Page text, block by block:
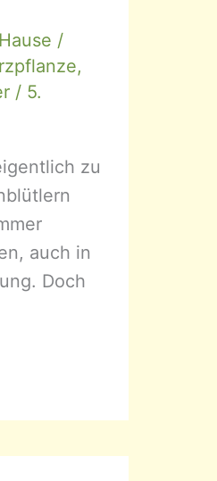
/
,
/ 5.
zu
auch in
Doch